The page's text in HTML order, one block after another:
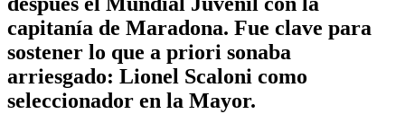
capitanía de Maradona. Fue clave para
sostener lo que a priori sonaba
arriesgado: Lionel Scaloni como
seleccionador en la Mayor.